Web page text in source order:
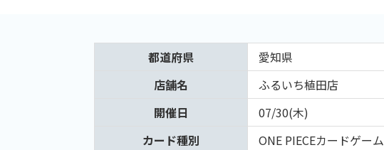
都道府県
愛知県
店舗名
ふるいち植田店
開催日
07/30(木)
カード種別
ONE PIECEカードゲーム